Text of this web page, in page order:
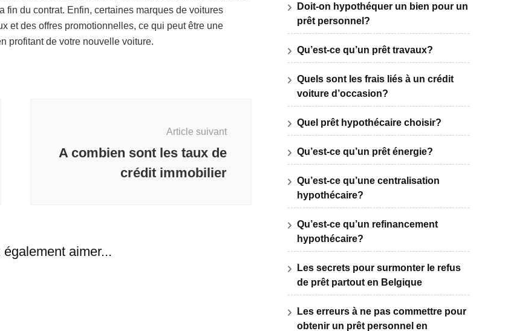
du contrat. Enfin, certaines marques de voitures
et des offres promotionnelles, ce qui peut être une
profitant de votre nouvelle voiture.
Article suivant
A combien sont les taux de
crédit immobilier
aimer...
Doit-on hypothéquer un bien pour un
prêt personnel?
Qu’est-ce qu’un prêt travaux?
Quels sont les frais liés à un crédit
voiture d’occasion?
Quel prêt hypothécaire choisir?
Qu’est-ce qu’un prêt énergie?
Qu’est-ce qu’une centralisation
hypothécaire?
Qu’est-ce qu’un refinancement
hypothécaire?
Les secrets pour surmonter le refus
de prêt partout en Belgique
Les erreurs à ne pas commettre pour
obtenir un prêt personnel en